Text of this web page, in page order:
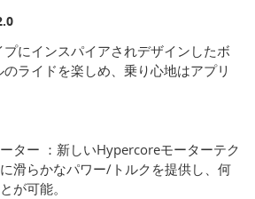
にインスパイアされデザインしたボ
ライドを楽しめ、乗り心地はアプリ
ター ：新しいHypercoreモーターテク
滑らかなパワー/トルクを提供し、何
が可能。